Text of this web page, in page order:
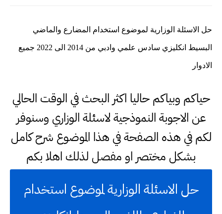
حل الاسئلة الوزارية لموضوع استخدام المضارع والماضي
البسيط انكليزي سادس علمي وادبي من 2014 الى 2022 جميع
الادوار
حياكم وبياكم حاليا اكثر البحث في الوقت الحالي
عن الاجوبة النموذجية لاسئلة الوزاري وسنوفر
لكم في هذه الصفحة في هذا الموضوع شرح كامل
بشكل مختصر او مفصل لذلك اهلا بكم
حل الاسئلة الوزارية لموضوع استخدام